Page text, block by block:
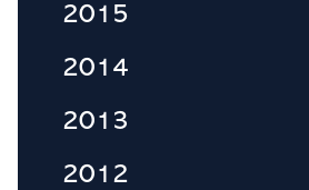
2015
2014
2013
2012